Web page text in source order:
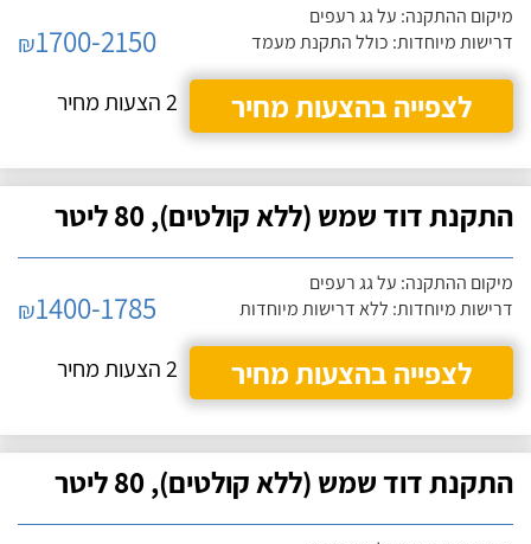
מיקום ההתקנה: על גג רעפים
דרישות מיוחדות: כולל התקנת מעמד
₪1700-2150
לצפייה בהצעות מחיר
2 הצעות מחיר
התקנת דוד שמש (ללא קולטים), 80 ליטר
מיקום ההתקנה: על גג רעפים
דרישות מיוחדות: ללא דרישות מיוחדות
₪1400-1785
לצפייה בהצעות מחיר
2 הצעות מחיר
התקנת דוד שמש (ללא קולטים), 80 ליטר